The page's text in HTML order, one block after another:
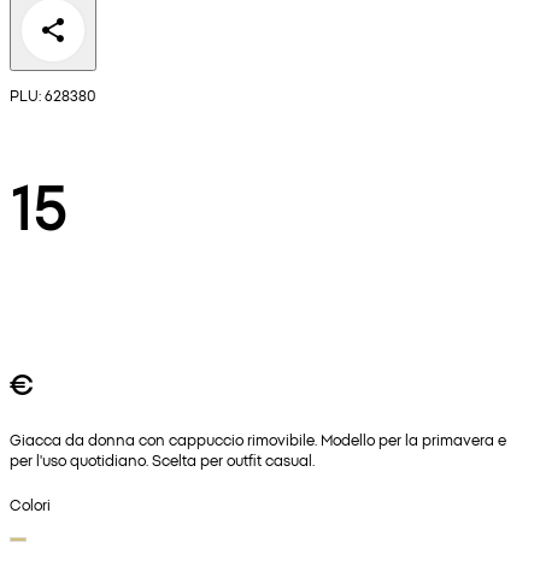
PLU: 628380
15
€
Giacca da donna con cappuccio rimovibile. Modello per la primavera e
per l'uso quotidiano. Scelta per outfit casual.
Colori